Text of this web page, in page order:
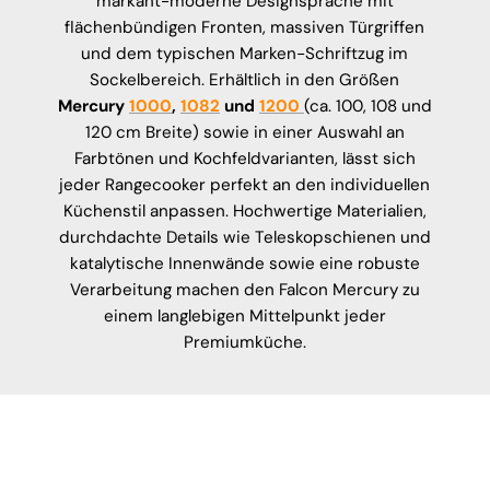
flächenbündigen Fronten, massiven Türgriffen
und dem typischen Marken-Schriftzug im
Sockelbereich. Erhältlich in den Größen
Mercury 1000, 1082und 1200 (ca. 100, 108 und
120 cm Breite) sowie in einer Auswahl an
Farbtönen und Kochfeldvarianten, lässt sich
jeder Rangecooker perfekt an den individuellen
Küchenstil anpassen. Hochwertige Materialien,
durchdachte Details wie Teleskopschienen und
katalytische Innenwände sowie eine robuste
Verarbeitung machen den Falcon Mercury zu
einem langlebigen Mittelpunkt jeder
Premiumküche.